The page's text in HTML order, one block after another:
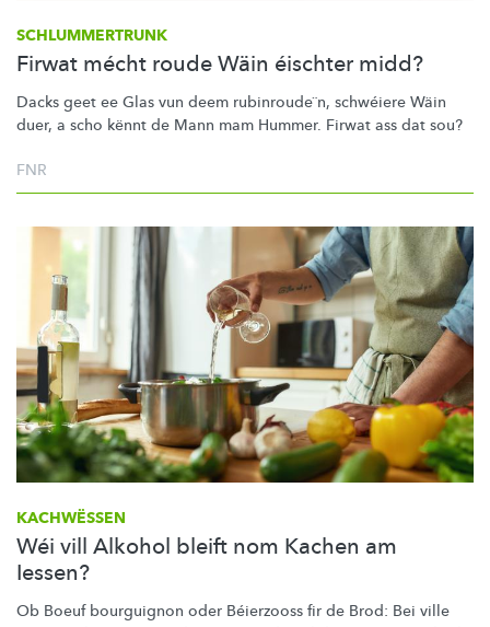
SCHLUMMERTRUNK
Firwat mécht roude Wäin éischter midd?
Dacks geet ee Glas vun deem rubinroude¨n, schwéiere Wäin
duer, a scho kënnt de Mann mam Hummer. Firwat ass dat sou?
FNR
KACHWËSSEN
Wéi vill Alkohol bleift nom Kachen am
Iessen?
Ob Boeuf bourguignon oder Béierzooss fir de Brod: Bei ville